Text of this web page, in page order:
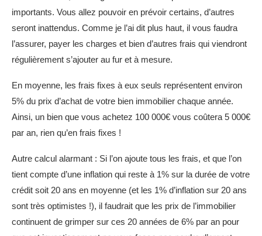
importants. Vous allez pouvoir en prévoir certains, d’autres
seront inattendus. Comme je l’ai dit plus haut, il vous faudra
l’assurer, payer les charges et bien d’autres frais qui viendront
régulièrement s’ajouter au fur et à mesure.
En moyenne, les frais fixes à eux seuls représentent environ
5% du prix d’achat de votre bien immobilier chaque année.
Ainsi, un bien que vous achetez 100 000€ vous coûtera 5 000€
par an, rien qu’en frais fixes !
Autre calcul alarmant : Si l’on ajoute tous les frais, et que l’on
tient compte d’une inflation qui reste à 1% sur la durée de votre
crédit soit 20 ans en moyenne (et les 1% d’inflation sur 20 ans
sont très optimistes !), il faudrait que les prix de l’immobilier
continuent de grimper sur ces 20 années de 6% par an pour